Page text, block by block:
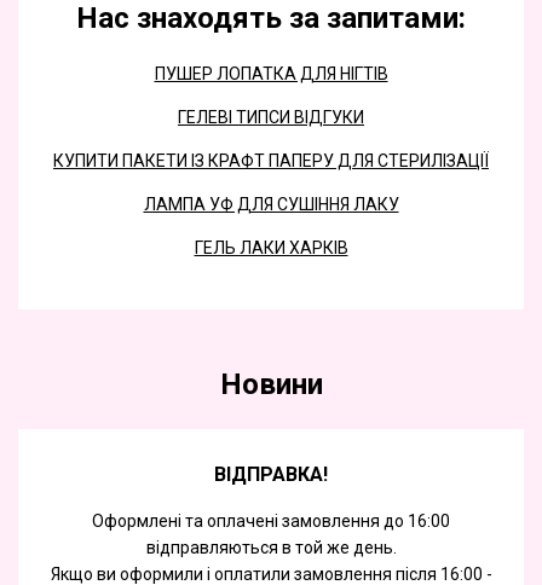
Нас знаходять за запитами:
ПУШЕР ЛОПАТКА ДЛЯ НІГТІВ
ГЕЛЕВІ ТИПСИ ВІДГУКИ
КУПИТИ ПАКЕТИ ІЗ КРАФТ ПАПЕРУ ДЛЯ СТЕРИЛІЗАЦІЇ
ЛАМПА УФ ДЛЯ СУШІННЯ ЛАКУ
ГЕЛЬ ЛАКИ ХАРКІВ
Новини
ВІДПРАВКА!
Оформлені та оплачені замовлення до 16:00
відправляються в той же день.
Якщо ви оформили і оплатили замовлення після 16:00 -